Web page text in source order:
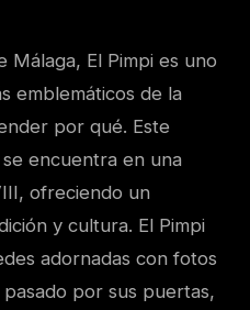
Málaga, El Pimpi es uno
emblemáticos de la
por qué. Este
encuentra en una
ofreciendo un
y cultura. El Pimpi
adornadas con fotos
por sus puertas,